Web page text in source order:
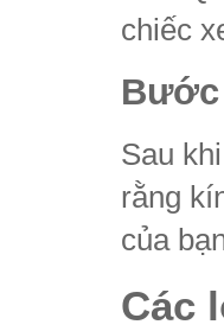
chiếc
Bước
Sau
rằng
của
Các